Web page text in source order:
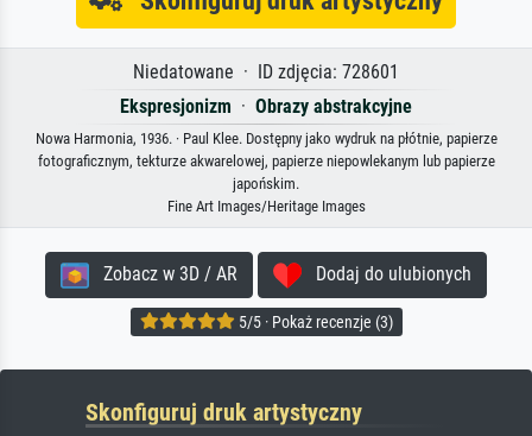
Niedatowane · ID zdjęcia: 728601
Ekspresjonizm · Obrazy abstrakcyjne
Nowa Harmonia, 1936. · Paul Klee. Dostępny jako wydruk na płótnie, papierze
fotograficznym, tekturze akwarelowej, papierze niepowlekanym lub papierze
japońskim.
Fine Art Images/Heritage Images
Zobacz w 3D / AR Dodaj do ulubionych
5/5 · Pokaż recenzje (3)
Skonfiguruj druk artystyczny